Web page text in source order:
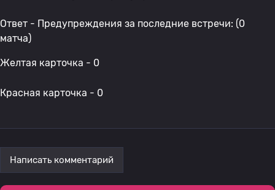
Ответ - Предупреждения за последние встречи: (0
матча)
Желтая карточка - 0
Красная карточка - 0
Написать комментарий